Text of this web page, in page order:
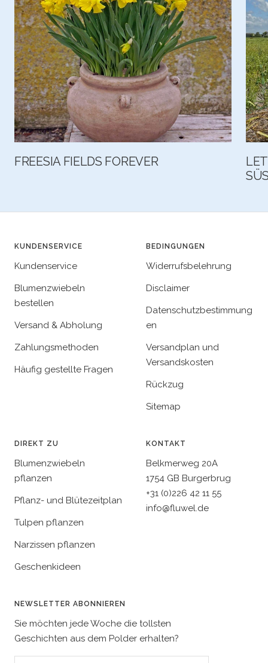
FREESIA FIELDS FOREVER
KUNDENSERVICE
Kundenservice
Blumenzwiebeln
bestellen
Versand & Abholung
Zahlungsmethoden
Häufig gestellte Fragen
BEDINGUNGEN
Widerrufsbelehrung
Disclaimer
Datenschutzbestimmung
en
Versandplan und
Versandskosten
Rückzug
Sitemap
DIREKT ZU
Blumenzwiebeln
pflanzen
Pflanz- und Blütezeitplan
Tulpen pflanzen
Narzissen pflanzen
Geschenkideen
KONTAKT
Belkmerweg 20A
1754 GB Burgerbrug
+31 (0)226 42 11 55
info@fluwel.de
NEWSLETTER ABONNIEREN
Sie möchten jede Woche die tollsten
Geschichten aus dem Polder erhalten?